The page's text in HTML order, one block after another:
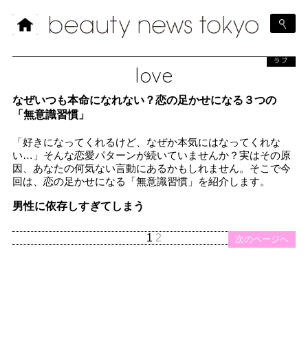
love
ラブ
なぜいつも本命になれない？恋の足かせになる３つの
「無意識習慣」
「好きになってくれるけど、なぜか本気にはなってくれな
い…」そんな恋愛パターンが続いていませんか？実はその原
因、あなたの何気ない言動にあるかもしれません。そこで今
回は、恋の足かせになる「無意識習慣」を紹介します。
男性に依存しすぎてしまう
次のページへ
1 2